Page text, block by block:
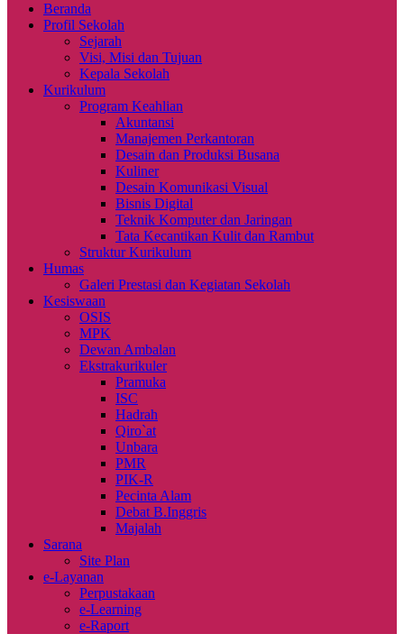
Beranda
Profil Sekolah
Sejarah
Visi, Misi dan Tujuan
Kepala Sekolah
Kurikulum
Program Keahlian
Akuntansi
Manajemen Perkantoran
Desain dan Produksi Busana
Kuliner
Desain Komunikasi Visual
Bisnis Digital
Teknik Komputer dan Jaringan
Tata Kecantikan Kulit dan Rambut
Struktur Kurikulum
Humas
Galeri Prestasi dan Kegiatan Sekolah
Kesiswaan
OSIS
MPK
Dewan Ambalan
Ekstrakurikuler
Pramuka
ISC
Hadrah
Qiro`at
Unbara
PMR
PIK-R
Pecinta Alam
Debat B.Inggris
Majalah
Sarana
Site Plan
e-Layanan
Perpustakaan
e-Learning
e-Raport